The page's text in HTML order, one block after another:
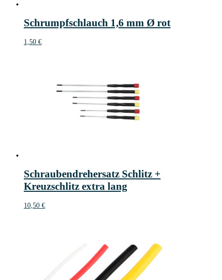
Schrumpfschlauch 1,6 mm Ø rot
1,50 €
Schraubendrehersatz Schlitz +
Kreuzschlitz extra lang
10,50 €